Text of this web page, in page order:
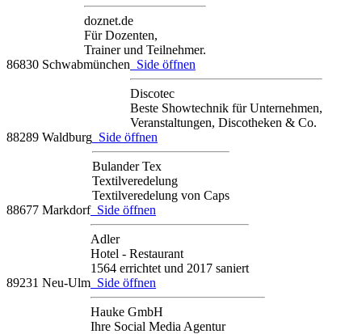
doznet.de
Für Dozenten,
Trainer und Teilnehmer.
86830 Schwabmünchen Side öffnen
Discotec
Beste Showtechnik für Unternehmen,
Veranstaltungen, Discotheken & Co.
88289 Waldburg Side öffnen
Bulander Tex
Textilveredelung
Textilveredelung von Caps
88677 MarkdorfSide öffnen
Adler
Hotel - Restaurant
1564 errichtet und 2017 saniert
89231 Neu-Ulm Side öffnen
Hauke GmbH
Ihre Social Media Agentur